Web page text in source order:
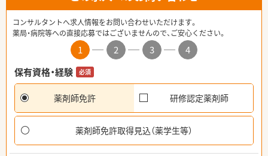
コンサルタントへ求人情報をお問い合わせいただけます。
薬局・病院等への直接応募ではございませんので、ご安心ください。
1 2 3
4
保有資格・経験
必須
薬剤師免許 研修認定薬剤師
薬剤師免許取得見込（薬学生等）